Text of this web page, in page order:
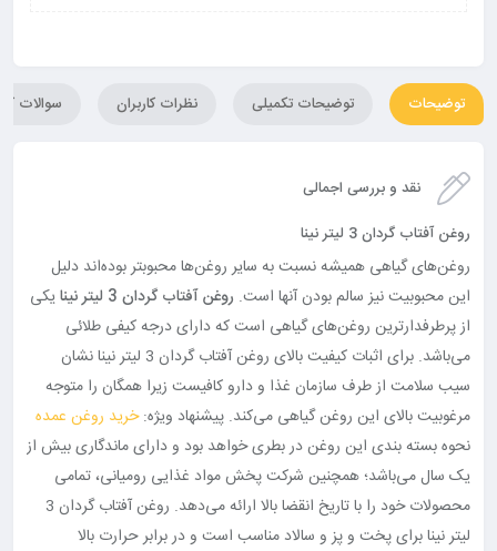
توضیحات توضیحات تکمیلی نظرات کاربران سوالات
نقد و بررسی اجمالی
روغن آفتاب گردان 3 لیتر نینا
روغن‌های گیاهی همیشه نسبت به سایر روغن‌ها محبوبتر بوده‌اند دلیل
این محبوبیت نیز سالم بودن آنها است. روغن آفتاب گردان 3 لیتر نینا
یکی
از پرطرفدارترین روغن‌های گیاهی است که دارای درجه کیفی طلائی
می‌باشد. برای اثبات کیفیت بالای روغن آفتاب گردان 3 لیتر نینا نشان
سیب سلامت از طرف سازمان غذا و دارو کافیست زیرا همگان را متوجه
مرغوبیت بالای این روغن گیاهی می‌کند. پیشنهاد ویژه:خرید روغن عمده
نحوه بسته بندی این روغن در بطری خواهد بود و دارای ماندگاری بیش از
یک سال می‌باشد؛ همچنین شرکت پخش مواد غذایی رومیانی، تمامی
محصولات خود را با تاریخ انقضا بالا ارائه می‌دهد. روغن آفتاب گردان 3
لیتر نینا برای پخت و پز و سالاد مناسب است و در برابر حرارت بالا